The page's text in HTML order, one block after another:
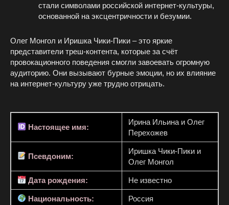
стали символами российской интернет-культуры,
основанной на эксцентричности и безумии.
Олег Монгол и Иришка Чики-Пики – это яркие
представители треш-контента, которые за счёт
провокационного поведения смогли завоевать огромную
аудиторию. Они вызывают бурные эмоции, но их влияние
на интернет-культуру уже трудно отрицать.
Настоящее имя:
Ирина Ильина и Олег
Перехожев
Псевдоним:
Иришка Чики-Пики и
Олег Монгол
Дата рождения: Не известно
Национальность: Россия